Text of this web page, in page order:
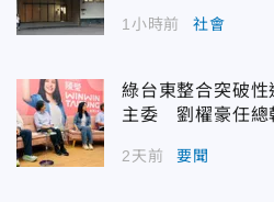
1小時前 社會
綠台東整合突破
主委 劉櫂豪任總
2天前 要聞